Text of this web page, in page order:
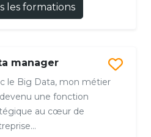
les formations
manager
le Big Data, mon métier
une fonction
au cœur de